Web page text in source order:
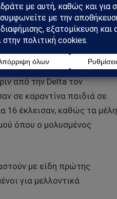
που είχε αναφερθεί
στο τρέχον κύμα
από την Delta τον
σε καραντίνα παιδιά σε
16 έκλεισαν, καθώς τα μέλη
όπου ο μολυσμένος
με είδη πρώτης
για μελλοντικά